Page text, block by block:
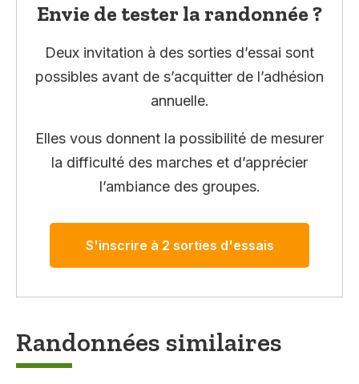
Envie de tester la randonnée ?
Deux invitation à des sorties d’essai sont
possibles avant de s’acquitter de l’adhésion
annuelle.
Elles vous donnent la possibilité de mesurer
la difficulté des marches et d’apprécier
l’ambiance des groupes.
S'inscrire à 2 sorties d'essais
Randonnées similaires